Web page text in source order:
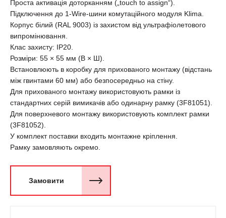
Проста активація доторканням („touch to assign“).
Підключення до 1-Wire-шини комутаційного модуля Klima.
Корпус білий (RAL 9003) із захистом від ультрафіолетового
випромінювання.
Клас захисту: IP20.
Розміри: 55 × 55 мм (В × Ш).
Встановлюють в коробку для прихованого монтажу (відстань
між гвинтами 60 мм) або безпосередньо на стіну.
Для прихованого монтажу використовують рамки із
стандартних серій вимикачів або одинарну рамку (3F81051).
Для поверхневого монтажу використовують комплект рамки
(3F81052).
У комплект поставки входить монтажне кріплення.
Рамку замовляють окремо.
Замовити